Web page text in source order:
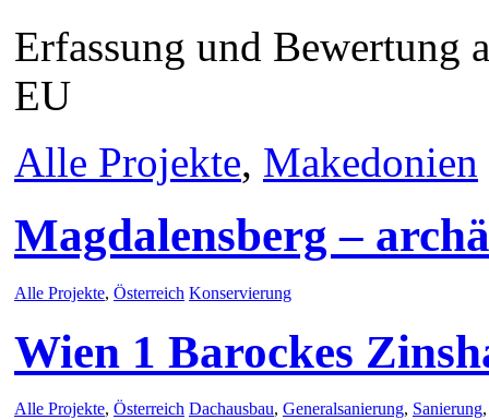
Erfassung und Bewertung
EU
Alle Projekte, Makedonien
Magdalensberg –
Alle Projekte, Österreich Konservierung
Wien 1 Barockes
Alle Projekte, Österreich Dachausbau, Generalsanierung, Sanierung